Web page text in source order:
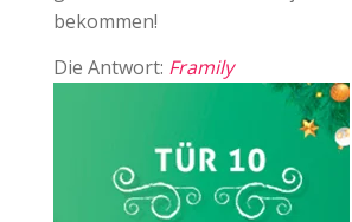
bekommen!
Die Antwort: Framily